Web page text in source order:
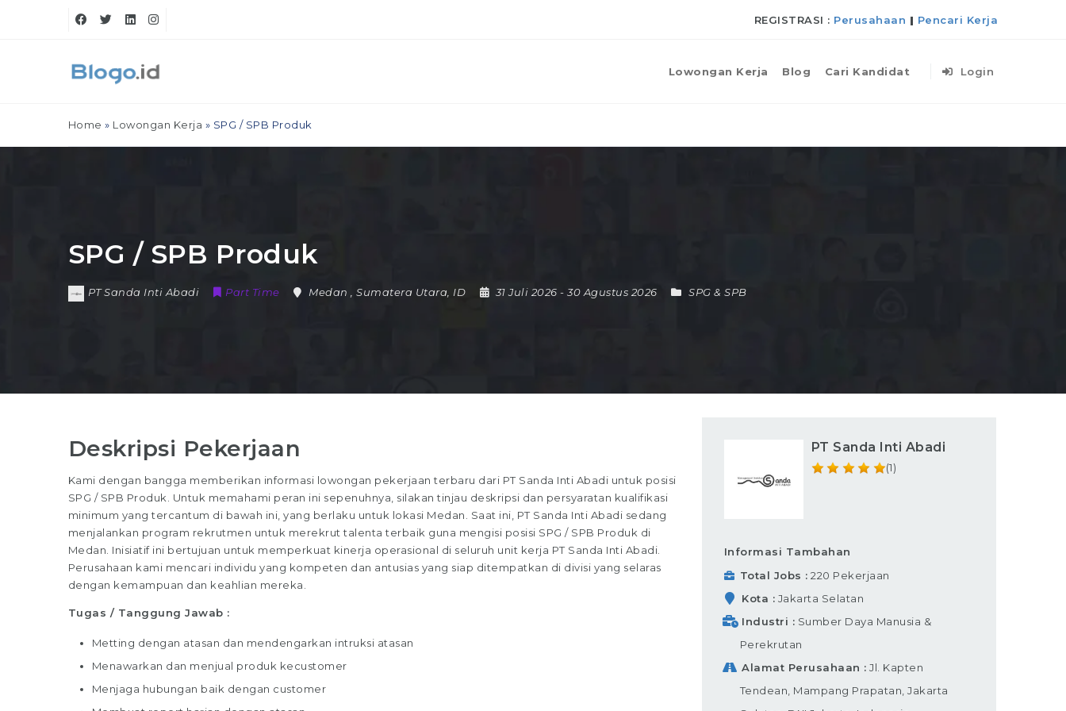
REGISTRASI : Perusahaan | Pencari Kerja
Lowongan Kerja Blog Cari Kandidat Login
Home » Lowongan Kerja » SPG / SPB Produk
SPG / SPB Produk
PT Sanda Inti Abadi Part Time Medan ,Sumatera Utara ID 31 Juli 2026- 30 Agustus 2026 SPG & SPB
Deskripsi Pekerjaan
Kami dengan bangga memberikan informasi lowongan pekerjaan terbaru dari PT Sanda Inti Abadi untuk posisi
SPG / SPB Produk. Untuk memahami peran ini sepenuhnya, silakan tinjau deskripsi dan persyaratan kualifikasi
minimum yang tercantum di bawah ini, yang berlaku untuk lokasi Medan. Saat ini, PT Sanda Inti Abadi sedang
menjalankan program rekrutmen untuk merekrut talenta terbaik guna mengisi posisi SPG / SPB Produk di
Medan. Inisiatif ini bertujuan untuk memperkuat kinerja operasional di seluruh unit kerja PT Sanda Inti Abadi.
Perusahaan kami mencari individu yang kompeten dan antusias yang siap ditempatkan di divisi yang selaras
dengan kemampuan dan keahlian mereka.
Tugas / Tanggung Jawab :
Metting dengan atasan dan mendengarkan intruksi atasan
Menawarkan dan menjual produk kecustomer
Menjaga hubungan baik dengan customer
PT Sanda Inti Abadi
(1)
Informasi Tambahan
Total Jobs
220 Pekerjaan
Kota
Jakarta Selatan
Industri
Sumber Daya Manusia &
Perekrutan
Alamat Perusahaan
Jl. Kapten
Tendean, Mampang Prapatan, Jakarta